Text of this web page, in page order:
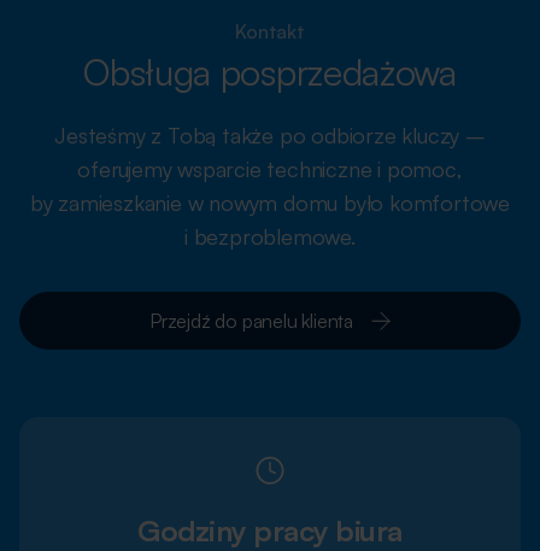
Kontakt
Obsługa posprzedażowa
Jesteśmy z Tobą także po odbiorze kluczy –
oferujemy wsparcie techniczne i pomoc,
by zamieszkanie w nowym domu było komfortowe
i bezproblemowe.
Przejdź do panelu klienta
Godziny pracy biura